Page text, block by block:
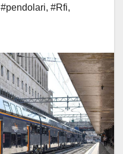
#pendolari, #Rfi,